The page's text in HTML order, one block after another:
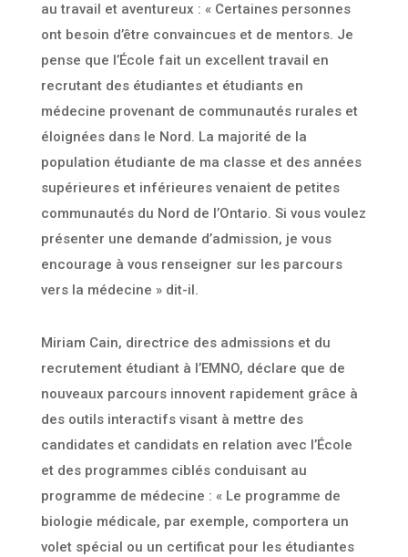
au travail et aventureux : « Certaines personnes
ont besoin d’être convaincues et de mentors. Je
pense que l’École fait un excellent travail en
recrutant des étudiantes et étudiants en
médecine provenant de communautés rurales et
éloignées dans le Nord. La majorité de la
population étudiante de ma classe et des années
supérieures et inférieures venaient de petites
communautés du Nord de l’Ontario. Si vous voulez
présenter une demande d’admission, je vous
encourage à vous renseigner sur les parcours
vers la médecine » dit-il.
Miriam Cain, directrice des admissions et du
recrutement étudiant à l’EMNO, déclare que de
nouveaux parcours innovent rapidement grâce à
des outils interactifs visant à mettre des
candidates et candidats en relation avec l’École
et des programmes ciblés conduisant au
programme de médecine : « Le programme de
biologie médicale, par exemple, comportera un
volet spécial ou un certificat pour les étudiantes